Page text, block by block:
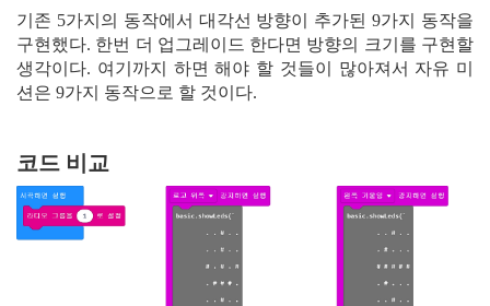
기존 5가지의 동작에서 대각선 방향이 추가된 9가지 동작을
구현했다. 한번 더 업그레이드 한다면 방향의 크기를 구현할
생각이다. 여기까지 하면 해야 할 것들이 많아져서 자유 미
션은 9가지 동작으로 할 것이다.
코드 비교